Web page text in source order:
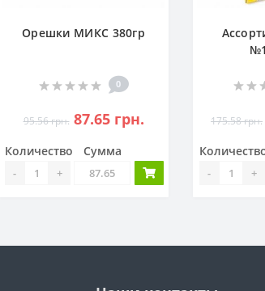
Орешки МИКС 380гр
0
95.56 грн. 87.65 грн.
Количество
- +
Сумма
175.58 грн.
- +